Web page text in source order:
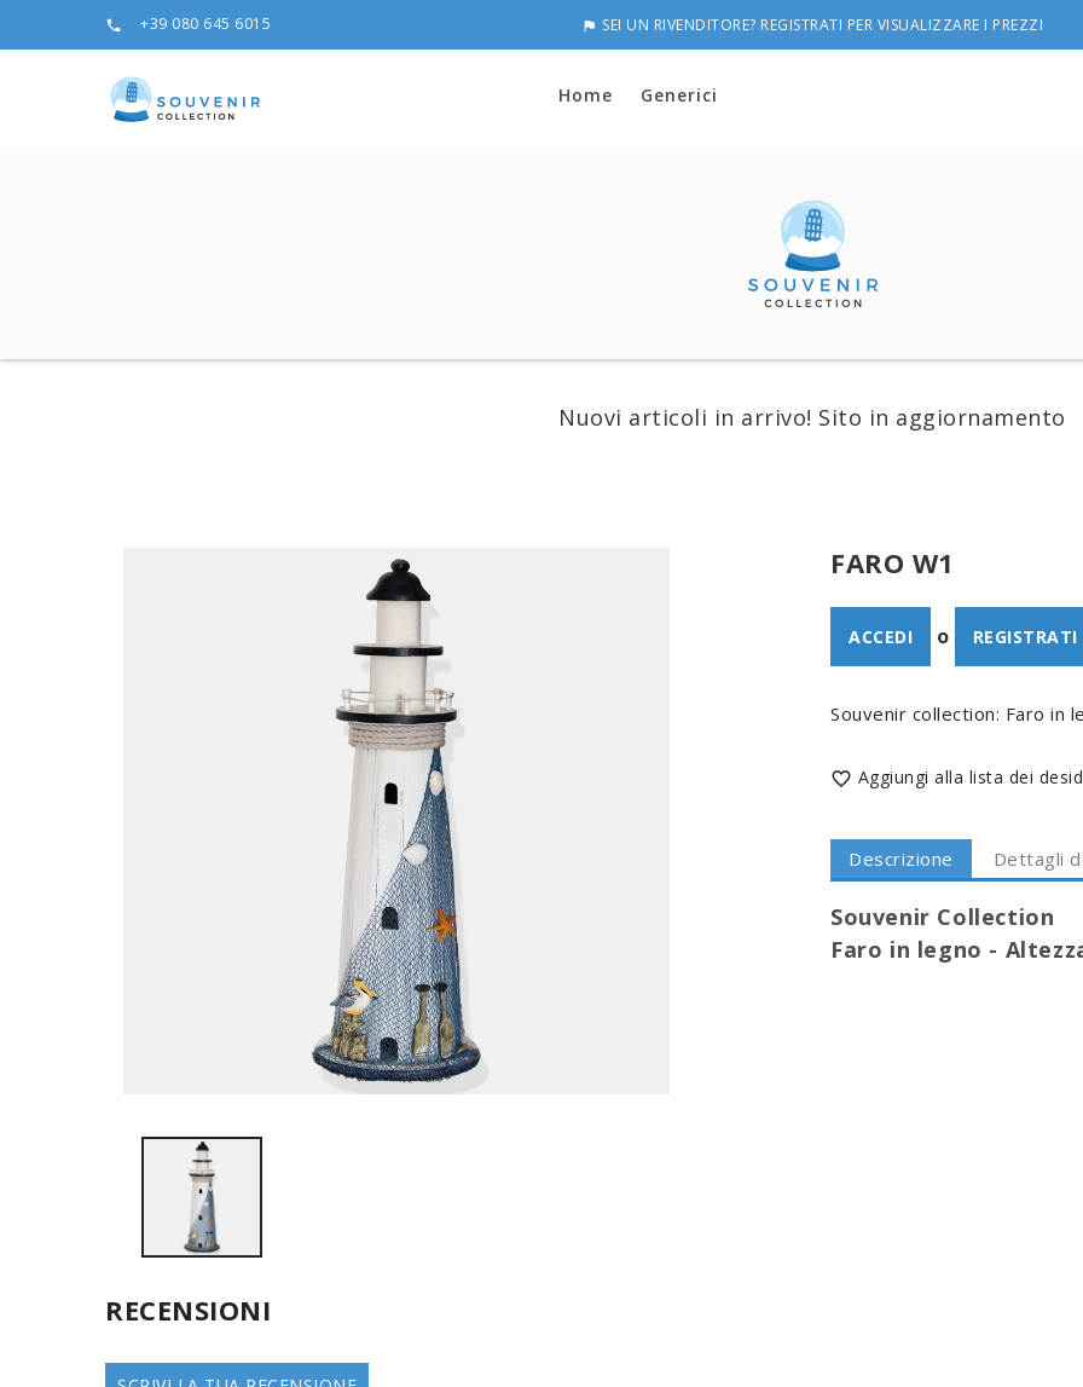
 +39 080 645 6015  SEI UN RIVENDITORE? REGISTRATI PER VISUALIZZARE I PREZZI
Home Generici
Nuovi articoli in arrivo! Sito in aggiornamento
FARO W1
ACCEDI o REGISTRATI
Souvenir collection: Faro in
 Aggiungi alla lista dei
Descrizione Dettagli
Souvenir Collection
Faro in legno -
RECENSIONI